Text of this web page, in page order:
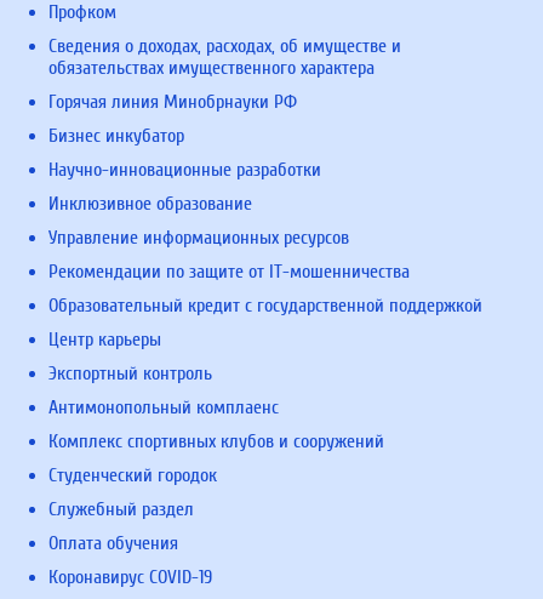
Профком
Сведения о доходах, расходах, об имуществе и
обязательствах имущественного характера
Горячая линия Минобрнауки РФ
Бизнес инкубатор
Научно-инновационные разработки
Инклюзивное образование
Управление информационных ресурсов
Рекомендации по защите от IT-мошенничества
Образовательный кредит с государственной поддержкой
Центр карьеры
Экспортный контроль
Антимонопольный комплаенс
Комплекс спортивных клубов и сооружений
Студенческий городок
Служебный раздел
Оплата обучения
Коронавирус COVID-19